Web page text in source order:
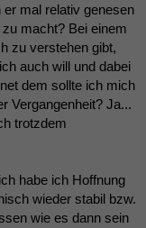
mal relativ genesen
macht? Bei einem
zu verstehen gibt,
auch will und dabei
dem sollte ich mich
Vergangenheit? Ja...
trotzdem
habe ich Hoffnung
wieder stabil bzw.
wie es dann sein